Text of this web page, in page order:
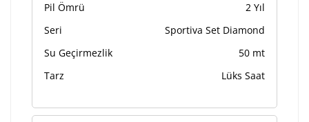
Pil Ömrü
2 Yıl
Seri
Sportiva Set Diamond
Su Geçirmezlik
50 mt
Tarz
Lüks Saat